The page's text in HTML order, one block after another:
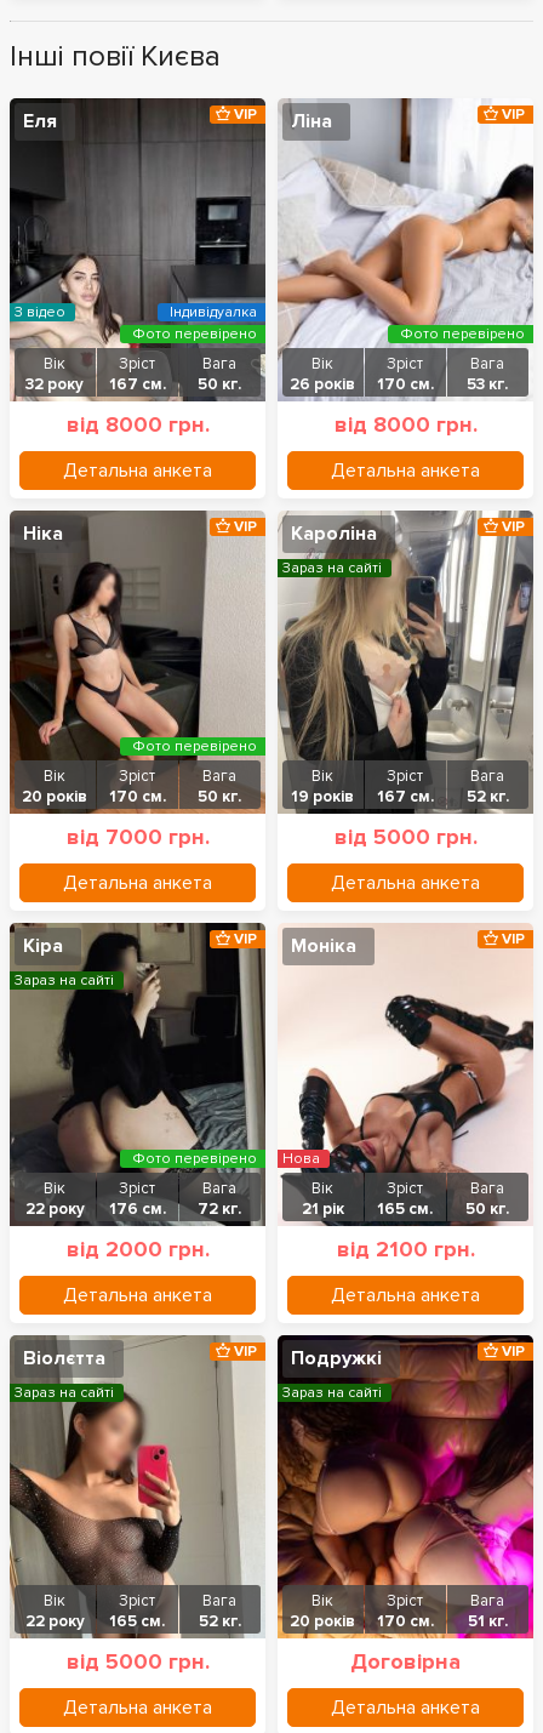
Інші повії Києва
Еля
Вік
32 року
Зріст
167 см.
Вага
50 кг.
від 8000 грн.
Детальна анкета
VIP
З відео
Фото перевірено
Індивідуалка
Ліна
Вік
26 років
Зріст
170 см.
Вага
53 кг.
від 8000 грн.
Детальна анкета
VIP
Фото перевірено
Ніка
Вік
20 років
Зріст
170 см.
Вага
50 кг.
від 7000 грн.
Детальна анкета
VIP
Фото перевірено
Кароліна
Вік
19 років
Зріст
167 см.
Вага
52 кг.
від 5000 грн.
Детальна анкета
VIP
Зараз на сайті
Кіра
Вік
22 року
Зріст
176 см.
Вага
72 кг.
від 2000 грн.
Детальна анкета
VIP
Зараз на сайті
Фото перевірено
Моніка
Вік
21 рік
Зріст
165 см.
Вага
50 кг.
від 2100 грн.
Детальна анкета
VIP
Нова
Віолєтта
Вік
22 року
Зріст
165 см.
Вага
52 кг.
від 5000 грн.
Детальна анкета
VIP
Зараз на сайті
Подружкі
Вік
20 років
Зріст
170 см.
Вага
51 кг.
Договірна
Детальна анкета
VIP
Зараз на сайті